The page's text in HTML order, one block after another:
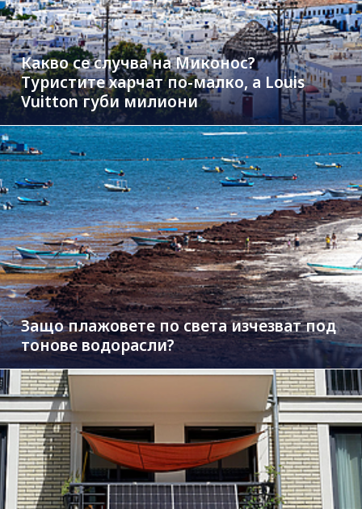
Какво се случва на Миконос?
Туристите харчат по-малко, а Louis
Vuitton губи милиони
Защо плажовете по света изчезват под
тонове водорасли?